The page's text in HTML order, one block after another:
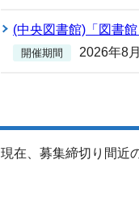
(中央図書館)「図書
開催期間
2026年8
現在、募集締切り間近